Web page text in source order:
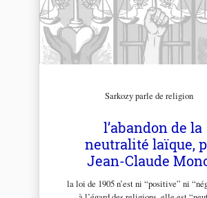
Sarkozy parle de religion
l’abandon de la
neutralité laïque,
Jean-Claude
la loi de 1905 n’est ni “positive” ni